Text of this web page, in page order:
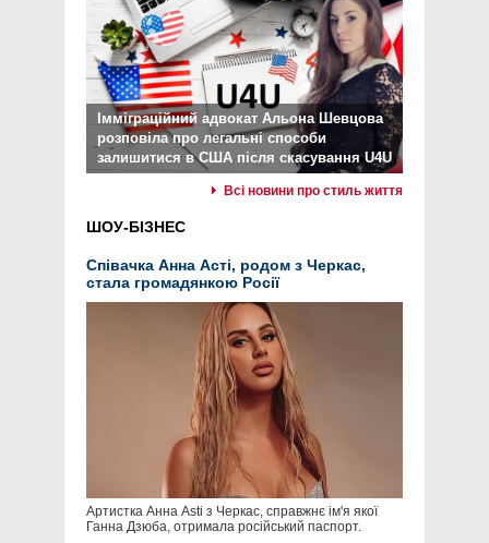
Імміграційний адвокат Альона Шевцова
розповіла про легальні способи
залишитися в США після скасування U4U
Всі новини про стиль життя
ШОУ-БІЗНЕС
Співачка Анна Асті, родом з Черкас,
стала громадянкою Росії
Артистка Анна Asti з Черкас, справжнє ім'я якої
Ганна Дзюба, отримала російський паспорт.